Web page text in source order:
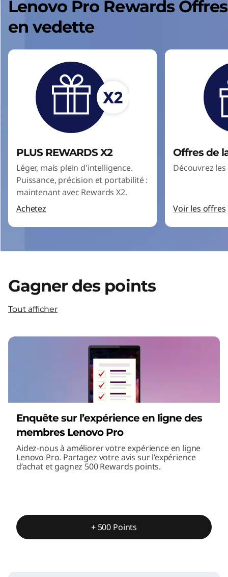
Lenovo Pro Rewards Offres
en vedette
PLUS REWARDS X2
Léger, mais plein d'intelligence.
Puissance, précision et portabilité :
maintenant avec Rewards X2.
Achetez
Offres de
Découvrez
Voir les offres
Gagner des points
Tout afficher
Enquête sur l’expérience en ligne des
membres Lenovo Pro
Aidez-nous à améliorer votre expérience en ligne
Lenovo Pro. Partagez votre avis sur l’expérience
d’achat et gagnez 500 Rewards points.
+ 500 Points